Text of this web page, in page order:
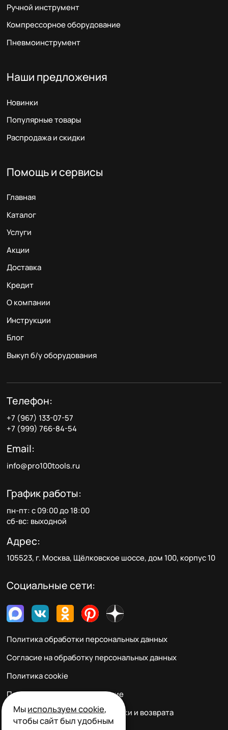
Ручной инструмент
Компрессорное оборудование
Пневмоинструмент
Наши предложения
Новинки
Популярные товары
Распродажа и скидки
Помощь и сервисы
Главная
Каталог
Услуги
Акции
Доставка
Кредит
О компании
Инструкции
Блог
Выкуп б/у оборудования
Телефон:
+7 (967) 133-07-57
+7 (999) 766-84-54
Email:
info@pro100tools.ru
График работы:
пн-пт: с 09:00 до 18:00
сб-вс: выходной
Адрес:
105523, г. Москва, Щёлковское шоссе, дом 100, корпус 10
Социальные сети:
Политика обработки персональных данных
Согласие на обработку персональных данных
Политика cookie
Пользовательское соглашение
Правила заказа, оплаты, доставки и возврата
Мыиспользуем cookie,
чтобы сайт был удобным